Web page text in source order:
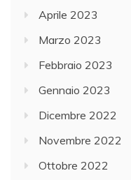
Aprile 2023
Marzo 2023
Febbraio 2023
Gennaio 2023
Dicembre 2022
Novembre 2022
Ottobre 2022